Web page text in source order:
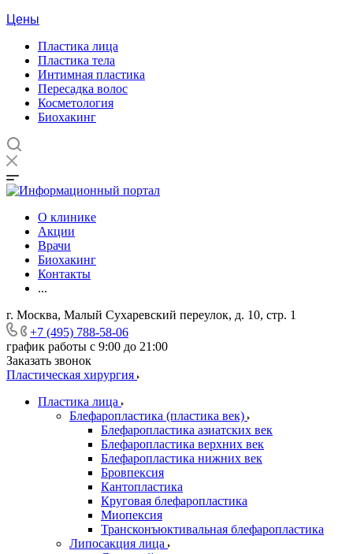
Цены
Пластика лица
Пластика тела
Интимная пластика
Пересадка волос
Косметология
Биохакинг
О клинике
Акции
Врачи
Биохакинг
Контакты
...
г. Москва, Малый Сухаревский переулок, д. 10, стр. 1
+7 (495) 788-58-06
график работы с 9:00 до 21:00
Заказать звонок
Пластическая хирургия
Пластика лица
Блефаропластика (пластика век)
Блефаропластика азиатских век
Блефаропластика верхних век
Блефаропластика нижних век
Бровпексия
Кантопластика
Круговая блефаропластика
Миопексия
Трансконъюктивальная блефаропластика
Липосакция лица